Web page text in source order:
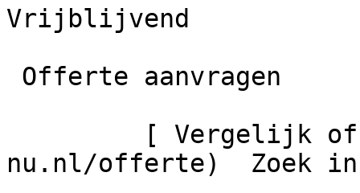
Vrijblijvend
nu.nl/offerte)  Zoek